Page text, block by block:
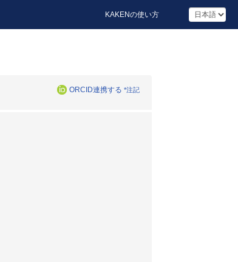
KAKENの使い方
ORCID連携する *注記